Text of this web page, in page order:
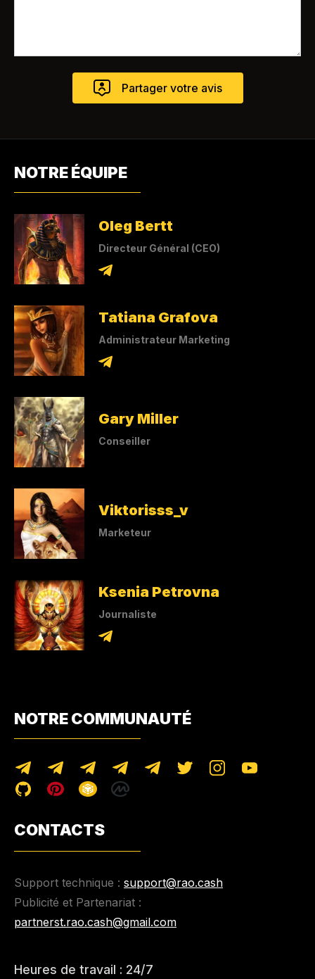
NOTRE ÉQUIPE
Oleg Bertt
Directeur Général (CEO)
Tatiana Grafova
Administrateur Marketing
Gary Miller
Conseiller
Viktorisss_v
Marketeur
Ksenia Petrovna
Journaliste
NOTRE COMMUNAUTÉ
CONTACTS
Support technique : support@rao.cash
Publicité et Partenariat :
partnerst.rao.cash@gmail.com
Heures de travail : 24/7